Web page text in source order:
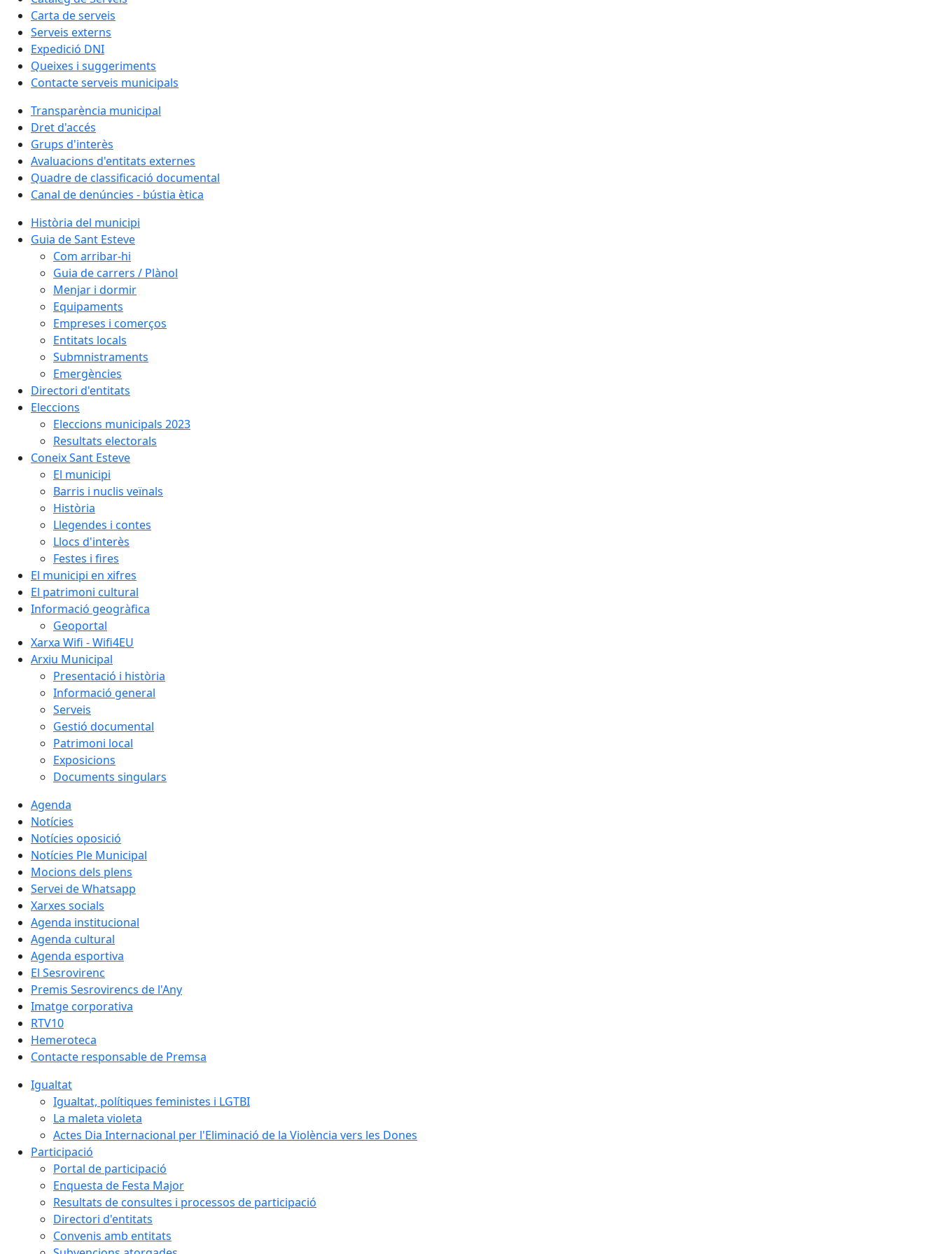
Carta de serveis
Serveis externs
Expedició DNI
Queixes i suggeriments
Contacte serveis municipals
Transparència municipal
Dret d'accés
Grups d'interès
Avaluacions d'entitats externes
Quadre de classificació documental
Canal de denúncies - bústia ètica
Història del municipi
Guia de Sant Esteve
Com arribar-hi
Guia de carrers / Plànol
Menjar i dormir
Equipaments
Empreses i comerços
Entitats locals
Submnistraments
Emergències
Directori d'entitats
Eleccions
Eleccions municipals 2023
Resultats electorals
Coneix Sant Esteve
El municipi
Barris i nuclis veïnals
Història
Llegendes i contes
Llocs d'interès
Festes i fires
El municipi en xifres
El patrimoni cultural
Informació geogràfica
Geoportal
Xarxa Wifi - Wifi4EU
Arxiu Municipal
Presentació i història
Informació general
Serveis
Gestió documental
Patrimoni local
Exposicions
Documents singulars
Agenda
Notícies
Notícies oposició
Notícies Ple Municipal
Mocions dels plens
Servei de Whatsapp
Xarxes socials
Agenda institucional
Agenda cultural
Agenda esportiva
El Sesrovirenc
Premis Sesrovirencs de l'Any
Imatge corporativa
RTV10
Hemeroteca
Contacte responsable de Premsa
Igualtat
Igualtat, polítiques feministes i LGTBI
La maleta violeta
Actes Dia Internacional per l'Eliminació de la Violència vers les Dones
Participació
Portal de participació
Enquesta de Festa Major
Resultats de consultes i processos de participació
Directori d'entitats
Convenis amb entitats